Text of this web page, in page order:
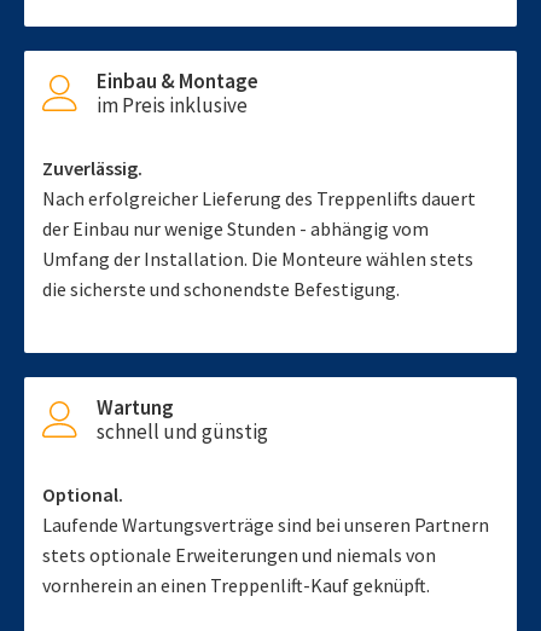
Einbau & Montage
im Preis inklusive
Zuverlässig.
Nach erfolgreicher Lieferung des Treppenlifts dauert
der Einbau nur wenige Stunden - abhängig vom
Umfang der Installation. Die Monteure wählen stets
die sicherste und schonendste Befestigung.
Wartung
schnell und günstig
Optional.
Laufende Wartungsverträge sind bei unseren Partnern
stets optionale Erweiterungen und niemals von
vornherein an einen Treppenlift-Kauf geknüpft.